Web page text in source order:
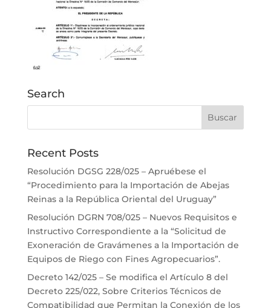
Search
Recent Posts
Resolución DGSG 228/025 – Apruébese el
“Procedimiento para la Importación de Abejas
Reinas a la República Oriental del Uruguay”
Resolución DGRN 708/025 – Nuevos Requisitos e
Instructivo Correspondiente a la “Solicitud de
Exoneración de Gravámenes a la Importación de
Equipos de Riego con Fines Agropecuarios”.
Decreto 142/025 – Se modifica el Artículo 8 del
Decreto 225/022, Sobre Criterios Técnicos de
Compatibilidad que Permitan la Conexión de los